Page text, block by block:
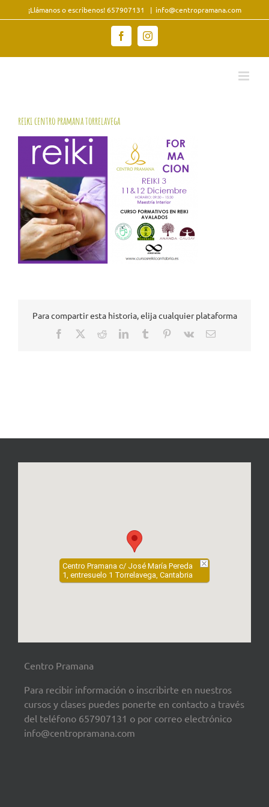
al
¡Llámanos o escribenos! 657907131 | info@centropramana.com
FacebookInstagram
reiki centro pramana torrelavega
Para compartir esta historia, elija cualquier plataforma
Facebook RedditLinkedInTumblr Pinterest
Vk
Correo
Centro Pramana c/ José María Pereda
1, entresuelo 1 Torrelavega, Cantabria
Centro Pramana
Para recibir información o inscribirte en nuestros
cursos y clases puedes ponerte en contacto a través
del teléfono 657907131 o por correo electrónico
info@centropramana.com